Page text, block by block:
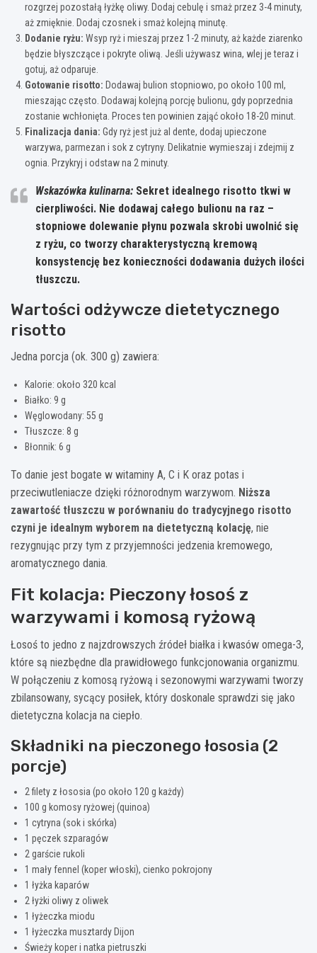
rozgrzej pozostałą łyżkę oliwy. Dodaj cebulę i smaż przez 3-4 minuty,
aż zmięknie. Dodaj czosnek i smaż kolejną minutę.
Dodanie ryżu: Wsyp ryż i mieszaj przez 1-2 minuty, aż każde ziarenko
będzie błyszczące i pokryte oliwą. Jeśli używasz wina, wlej je teraz i
gotuj, aż odparuje.
Gotowanie risotto: Dodawaj bulion stopniowo, po około 100 ml,
mieszając często. Dodawaj kolejną porcję bulionu, gdy poprzednia
zostanie wchłonięta. Proces ten powinien zająć około 18-20 minut.
Finalizacja dania: Gdy ryż jest już al dente, dodaj upieczone
warzywa, parmezan i sok z cytryny. Delikatnie wymieszaj i zdejmij z
ognia. Przykryj i odstaw na 2 minuty.
Wskazówka kulinarna: Sekret idealnego risotto tkwi w
cierpliwości. Nie dodawaj całego bulionu na raz –
stopniowe dolewanie płynu pozwala skrobi uwolnić się
z ryżu, co tworzy charakterystyczną kremową
konsystencję bez konieczności dodawania dużych ilości
tłuszczu.
Wartości odżywcze dietetycznego
risotto
Jedna porcja (ok. 300 g) zawiera:
Kalorie: około 320 kcal
Białko: 9 g
Węglowodany: 55 g
Tłuszcze: 8 g
Błonnik: 6 g
To danie jest bogate w witaminy A, C i K oraz potas i
przeciwutleniacze dzięki różnorodnym warzywom. Niższa
zawartość tłuszczu w porównaniu do tradycyjnego risotto
czyni je idealnym wyborem na dietetyczną kolację, nie
rezygnując przy tym z przyjemności jedzenia kremowego,
aromatycznego dania.
Fit kolacja: Pieczony łosoś z
warzywami i komosą ryżową
Łosoś to jedno z najzdrowszych źródeł białka i kwasów omega-3,
które są niezbędne dla prawidłowego funkcjonowania organizmu.
W połączeniu z komosą ryżową i sezonowymi warzywami tworzy
zbilansowany, sycący posiłek, który doskonale sprawdzi się jako
dietetyczna kolacja na ciepło.
Składniki na pieczonego łososia (2
porcje)
2 filety z łososia (po około 120 g każdy)
100 g komosy ryżowej (quinoa)
1 cytryna (sok i skórka)
1 pęczek szparagów
2 garście rukoli
1 mały fennel (koper włoski), cienko pokrojony
1 łyżka kaparów
2 łyżki oliwy z oliwek
1 łyżeczka miodu
1 łyżeczka musztardy Dijon
Świeży koper i natka pietruszki